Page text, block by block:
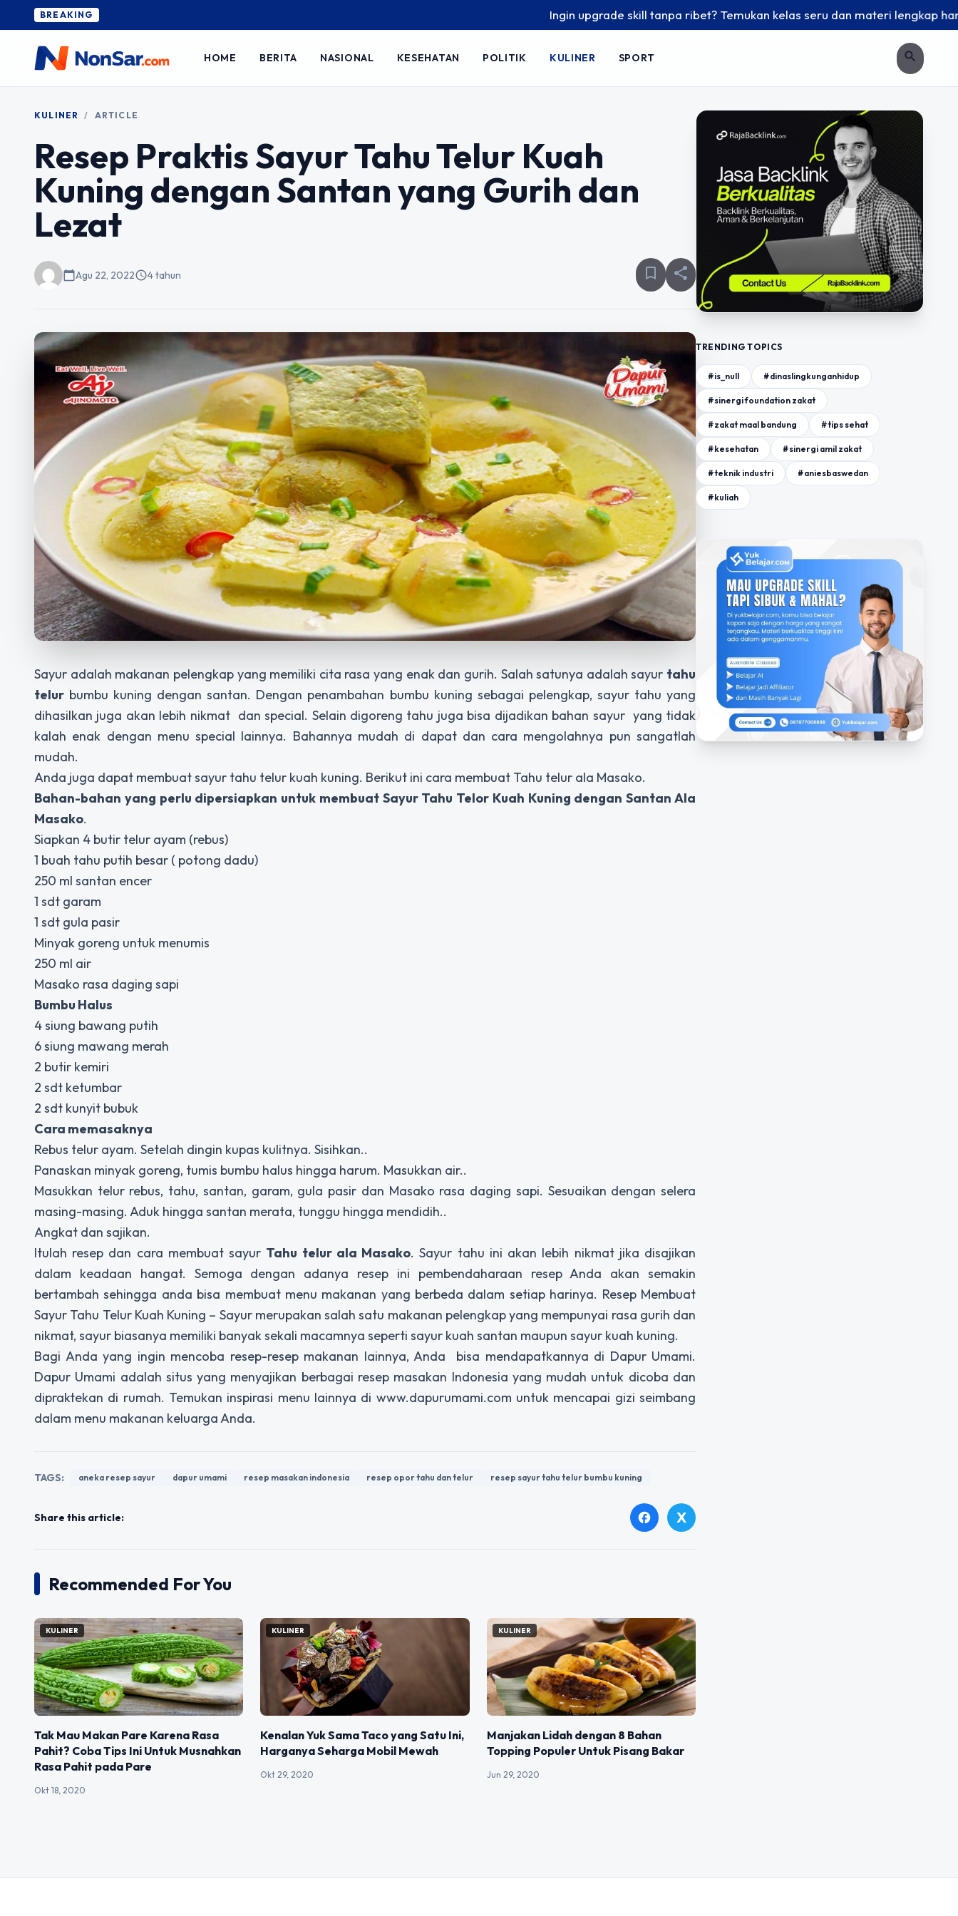
BREAKING Ingin upgrade skill tanpa ribet? Temukan kelas seru dan materi lengkap hanya di
HOME BERITA NASIONAL KESEHATAN POLITIK KULINER SPORT search
KULINER / ARTICLE
Resep Praktis Sayur Tahu Telur Kuah
Kuning dengan Santan yang Gurih dan
Lezat
calendar_todayAgu 22, 2022schedule4 tahun bookmark_border share
Sayur adalah makanan pelengkap yang memiliki cita rasa yang enak dan gurih. Salah satunya adalah sayur tahu
telur bumbu kuning dengan santan. Dengan penambahan bumbu kuning sebagai pelengkap, sayur tahu yang
dihasilkan juga akan lebih nikmat dan special. Selain digoreng tahu juga bisa dijadikan bahan sayur yang tidak
kalah enak dengan menu special lainnya. Bahannya mudah di dapat dan cara mengolahnya pun sangatlah
mudah.
Anda juga dapat membuat sayur tahu telur kuah kuning. Berikut ini cara membuat Tahu telur ala Masako.
Bahan-bahan yang perlu dipersiapkan untuk membuat Sayur Tahu Telor Kuah Kuning dengan Santan Ala
Masako.
Siapkan 4 butir telur ayam (rebus)
1 buah tahu putih besar ( potong dadu)
250 ml santan encer
1 sdt garam
1 sdt gula pasir
Minyak goreng untuk menumis
250 ml air
Masako rasa daging sapi
Bumbu Halus
4 siung bawang putih
6 siung mawang merah
2 butir kemiri
2 sdt ketumbar
2 sdt kunyit bubuk
Cara memasaknya
Rebus telur ayam. Setelah dingin kupas kulitnya. Sisihkan..
Panaskan minyak goreng, tumis bumbu halus hingga harum. Masukkan air..
Masukkan telur rebus, tahu, santan, garam, gula pasir dan Masako rasa daging sapi. Sesuaikan dengan selera
masing-masing. Aduk hingga santan merata, tunggu hingga mendidih..
Angkat dan sajikan.
Itulah resep dan cara membuat sayur Tahu telur ala Masako. Sayur tahu ini akan lebih nikmat jika disajikan
dalam keadaan hangat. Semoga dengan adanya resep ini pembendaharaan resep Anda akan semakin
bertambah sehingga anda bisa membuat menu makanan yang berbeda dalam setiap harinya. Resep Membuat
Sayur Tahu Telur Kuah Kuning – Sayur merupakan salah satu makanan pelengkap yang mempunyai rasa gurih dan
nikmat, sayur biasanya memiliki banyak sekali macamnya seperti sayur kuah santan maupun sayur kuah kuning.
Bagi Anda yang ingin mencoba resep-resep makanan lainnya, Anda bisa mendapatkannya di Dapur Umami.
Dapur Umami adalah situs yang menyajikan berbagai resep masakan Indonesia yang mudah untuk dicoba dan
dipraktekan di rumah. Temukan inspirasi menu lainnya di www.dapurumami.com untuk mencapai gizi seimbang
dalam menu makanan keluarga Anda.
TAGS: aneka resep sayur dapur umami resep masakan indonesia resep opor tahu dan telur resep sayur tahu telur bumbu kuning
Share this article: facebook X
Recommended For You
KULINER
Tak Mau Makan Pare Karena Rasa
Pahit? Coba Tips Ini Untuk Musnahkan
Rasa Pahit pada Pare
Okt 18, 2020
KULINER
Kenalan Yuk Sama Taco yang Satu Ini,
Harganya Seharga Mobil Mewah
Okt 29, 2020
KULINER
Manjakan Lidah dengan 8 Bahan
Topping Populer Untuk Pisang Bakar
Jun 29, 2020
TRENDING TOPICS
#is_null #dinaslingkunganhidup
#sinergi foundation zakat
#zakat maal bandung #tips sehat
#kesehatan #sinergi amil zakat
#teknik industri #aniesbaswedan
#kuliah